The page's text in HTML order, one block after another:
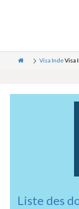
Visa IndeVisa
Liste des